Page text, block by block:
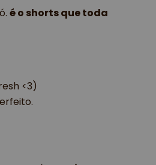
é o shorts que toda
<3)